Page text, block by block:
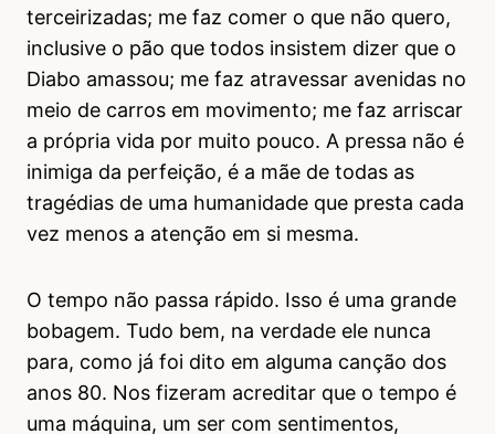
terceirizadas; me faz comer o que não quero,
inclusive o pão que todos insistem dizer que o
Diabo amassou; me faz atravessar avenidas no
meio de carros em movimento; me faz arriscar
a própria vida por muito pouco. A pressa não é
inimiga da perfeição, é a mãe de todas as
tragédias de uma humanidade que presta cada
vez menos a atenção em si mesma.
O tempo não passa rápido. Isso é uma grande
bobagem. Tudo bem, na verdade ele nunca
para, como já foi dito em alguma canção dos
anos 80. Nos fizeram acreditar que o tempo é
uma máquina, um ser com sentimentos,